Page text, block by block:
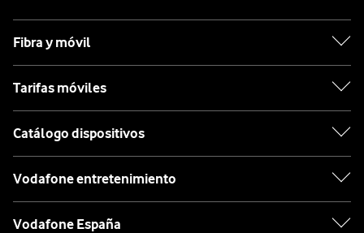
Fibra y móvil
Tarifas móviles
Catálogo dispositivos
Vodafone entretenimiento
Vodafone España